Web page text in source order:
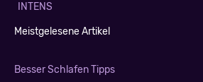
INTENS
Meistgelesene Artikel
Besser Schlafen Tipps